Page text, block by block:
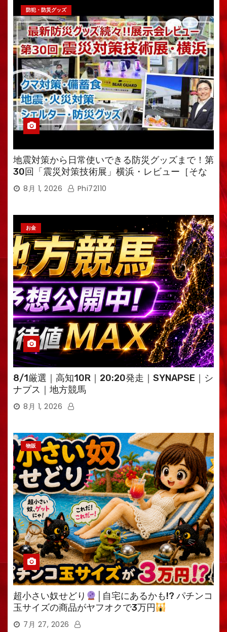
防犯・防災グッズ
地震対策から日常使いできる防災グッズまで！第
30回「震災対策技術展」横浜・レビュー［そな
えるTV・高荷智也］
8月 1, 2026 Phi72110
お金
8/1厳選｜高知10R｜20:20発走｜SYNAPSE｜シ
ナプス｜地方競馬
8月 1, 2026
物販
超小さい奴せどり
│自宅にあるかも!? パチンコ
玉サイズの商品がヤフオクで3万円
7月 27, 2026